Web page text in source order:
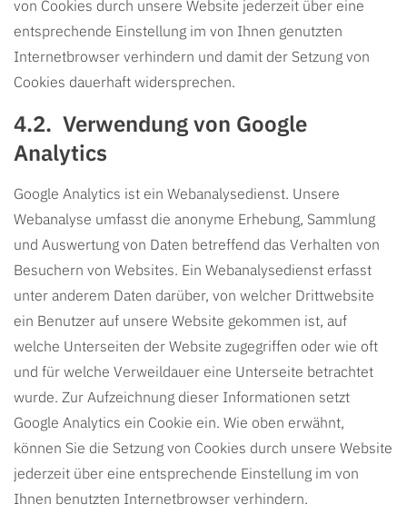
von Cookies durch unsere Website jederzeit über eine
entsprechende Einstellung im von Ihnen genutzten
Internetbrowser verhindern und damit der Setzung von
Cookies dauerhaft widersprechen.
Verwendung von Google
Analytics
Google Analytics ist ein Webanalysedienst. Unsere
Webanalyse umfasst die anonyme Erhebung, Sammlung
und Auswertung von Daten betreffend das Verhalten von
Besuchern von Websites. Ein Webanalysedienst erfasst
unter anderem Daten darüber, von welcher Drittwebsite
ein Benutzer auf unsere Website gekommen ist, auf
welche Unterseiten der Website zugegriffen oder wie oft
und für welche Verweildauer eine Unterseite betrachtet
wurde. Zur Aufzeichnung dieser Informationen setzt
Google Analytics ein Cookie ein. Wie oben erwähnt,
können Sie die Setzung von Cookies durch unsere Website
jederzeit über eine entsprechende Einstellung im von
Ihnen benutzten Internetbrowser verhindern.